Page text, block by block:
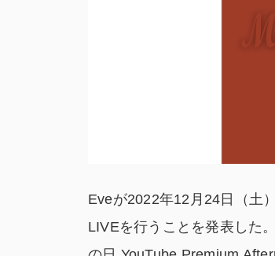
Eveが2022年12月24日（土
LIVEを行うことを発表した